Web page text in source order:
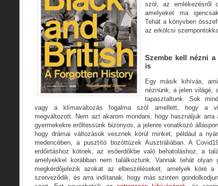
szól, az emlékezésről
amelyeket ma
Tehát a könyvben
az erkölcsi
Szembe kell nézni
is
Egy másik kihívás,
néznünk, a jelen világé,
tapasztaltunk. Sok
vagy a klímaváltozás fogalma szól amellett, hogy a
megváltozott. Nem azt akarom mondani, hogy használjuk
gyermekekre erőltessünk bizonyos, a jelenre vonatkozó
hogy drámai változások vesznek körül minket, például a
medencében, a pusztító bozóttüzek Ausztráliában. A
erdőirtáshoz kötnek, az esőerdőkbe való behatoláshoz, a
amelyekkel korábban nem találkoztunk. Vannak tehát olyan
megkérdőjelezik azokat az elbeszéléseket, amelyek köré a
szerveződik, és arra indítanak, hogy más szinten